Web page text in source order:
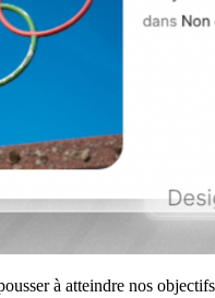
à atteindre nos